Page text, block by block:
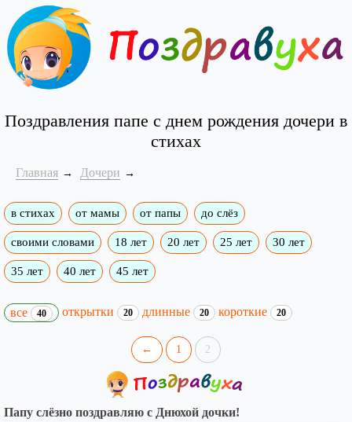
Поздравления папе с днем рождения дочери в
стихах
Главная Дочери
в стихах от мамы от папы до слёз
своими словами 18 лет 20 лет 25 лет 30 лет
35 лет 40 лет 45 лет
все 40 открытки 20 длинные 20 короткие 20
← 1 2
Папу слёзно поздравляю с Днюхой дочки!